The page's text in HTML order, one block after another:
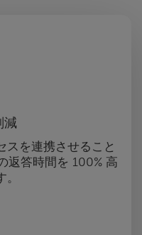
減
スを連携させること
返答時間を 100% 高